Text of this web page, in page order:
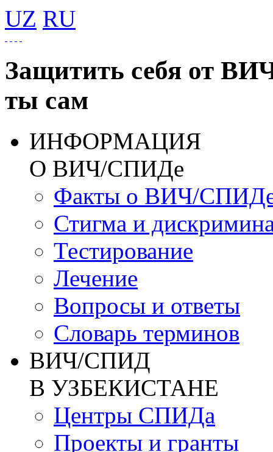
UZ RU
Защитить себя от
ты сам
ИНФОРМАЦИЯ
О ВИЧ/СПИДе
Факты о ВИЧ/
Стигма и
Тестирование
Лечение
Вопросы и ответы
Словарь терминов
ВИЧ/СПИД
В УЗБЕКИСТАНЕ
Центры СПИДа
Проекты и гранты